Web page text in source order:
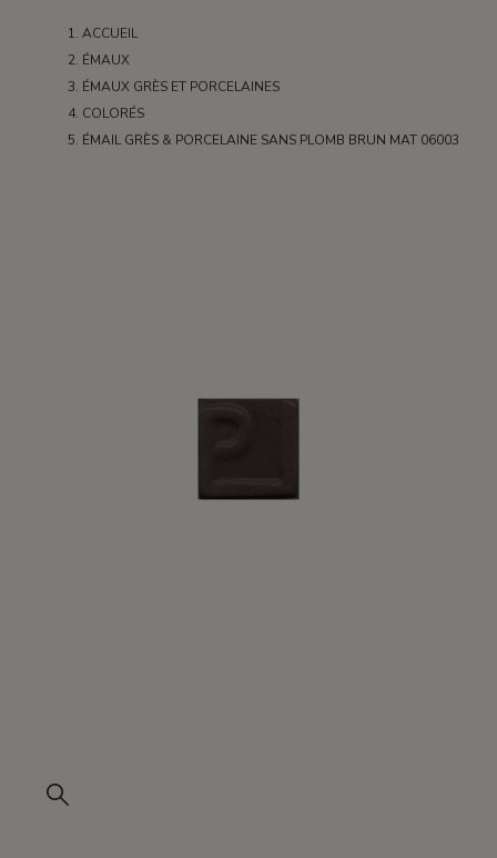
ACCUEIL
ÉMAUX
ÉMAUX GRÈS ET PORCELAINES
COLORÉS
ÉMAIL GRÈS & PORCELAINE SANS PLOMB BRUN MAT 06003